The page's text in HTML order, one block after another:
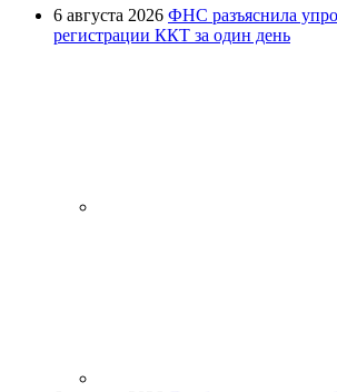
6 августа 2026 ФНС разъяснила
регистрации ККТ за один день